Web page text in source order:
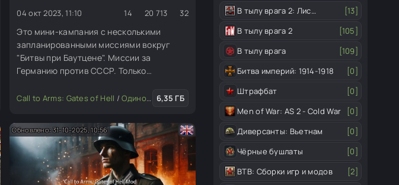
04 окт 2023, 11:10 14 20 713 32
Это мини-кампания с несколькими
запланированными миссиями вокруг
"Битвы при Баутцене". Миссии за
Германию против СССР. Только
Call to Arms: Gates of Hell /Одиночные миссии Глобальные моды
6,35 ГБ
Обновлено: 31-10-2025, 10:56
В тылу врага 2: Лис
[13]
В тылу врага 2
[105]
В тылу врага
[109]
Битва империй: 1914-1918
[0]
Штрафбат
[0]
Men of War: AS 2 - Cold War
[0]
Диверсанты: Вьетнам
[0]
Чёрные бушлаты
[0]
ВТВ: Сборки игр и модов
[2]